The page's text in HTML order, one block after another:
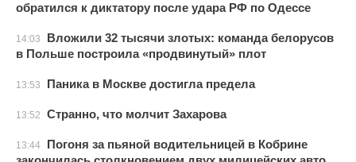
обратился к диктатору после удара РФ по Одессе
14:03
Вложили 32 тысячи злотых: команда белорусов
в Польше построила «продвинутый» плот
13:53 Паника в Москве достигла предела
13:52 Странно, что молчит Захарова
13:44
Погоня за пьяной водительницей в Кобрине